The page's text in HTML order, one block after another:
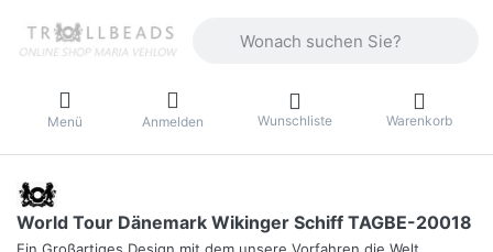
Menü Anmelden Wunschliste Warenkorb
World Tour Dänemark Wikinger Schiff TAGBE-20018